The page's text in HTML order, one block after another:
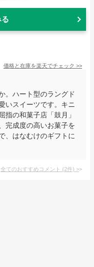
価格と在庫を楽天でチェック >>
。ハート型のラングド
いスイーツです。キニ
指の和菓子店「鼓月」
完成度の高いお菓子を
、はなむけのギフトに
全てのおすすめコメント (2件) >